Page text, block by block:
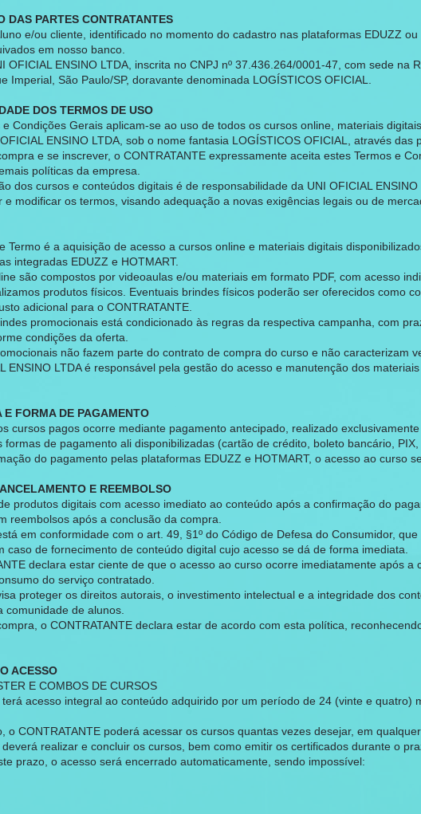
DAS PARTES CONTRATANTES
e/ou cliente, identificado no momento do cadastro nas plataformas EDUZZ
em nosso banco.
OFICIAL ENSINO LTDA, inscrita no CNPJ nº 37.436.264/0001-47, com sede na
Imperial, São Paulo/SP, doravante denominada LOGÍSTICOS OFICIAL.
DOS TERMOS DE USO
e Condições Gerais aplicam-se ao uso de todos os cursos online, materiais
ENSINO LTDA, sob o nome fantasia LOGÍSTICOS OFICIAL, através das
e se inscrever, o CONTRATANTE expressamente aceita estes Termos e
políticas da empresa.
dos cursos e conteúdos digitais é de responsabilidade da UNI OFICIAL
e modificar os termos, visando adequação a novas exigências legais ou de
Termo é a aquisição de acesso a cursos online e materiais digitais
integradas EDUZZ e HOTMART.
são compostos por videoaulas e/ou materiais em formato PDF, com acesso
produtos físicos. Eventuais brindes físicos poderão ser oferecidos como
adicional para o CONTRATANTE.
promocionais está condicionado às regras da respectiva campanha, com
condições da oferta.
não fazem parte do contrato de compra do curso e não caracterizam
ENSINO LTDA é responsável pela gestão do acesso e manutenção dos
E FORMA DE PAGAMENTO
cursos pagos ocorre mediante pagamento antecipado, realizado
formas de pagamento ali disponibilizadas (cartão de crédito, boleto bancário, PIX,
do pagamento pelas plataformas EDUZZ e HOTMART, o acesso ao curso
E REEMBOLSO
produtos digitais com acesso imediato ao conteúdo após a confirmação do
reembolsos após a conclusão da compra.
em conformidade com o art. 49, §1º do Código de Defesa do Consumidor,
caso de fornecimento de conteúdo digital cujo acesso se dá de forma imediata.
declara estar ciente de que o acesso ao curso ocorre imediatamente após a
do serviço contratado.
proteger os direitos autorais, o investimento intelectual e a integridade dos
comunidade de alunos.
o CONTRATANTE declara estar de acordo com esta política,
ACESSO
E COMBOS DE CURSOS
terá acesso integral ao conteúdo adquirido por um período de 24 (vinte e quatro)
o CONTRATANTE poderá acessar os cursos quantas vezes desejar, em
deverá realizar e concluir os cursos, bem como emitir os certificados durante o
prazo, o acesso será encerrado automaticamente, sendo impossível: